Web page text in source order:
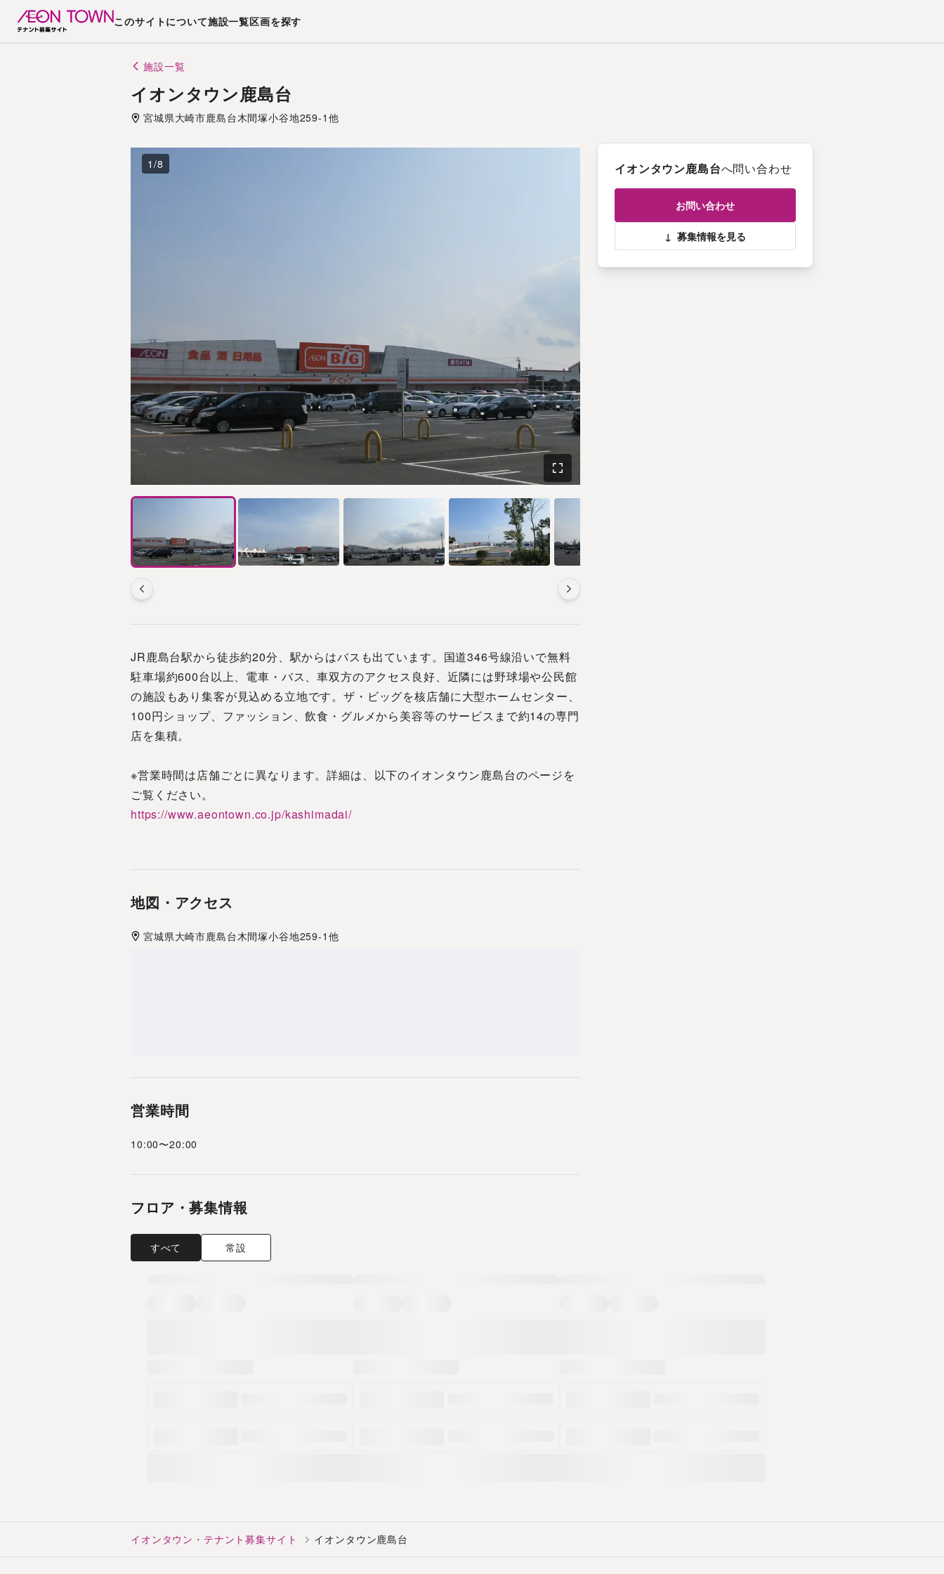
このサイトについて施設一覧区画を探す
施設一覧
イオンタウン鹿島台
宮城県大崎市鹿島台木間塚小谷地259-1他
1 /8
JR鹿島台駅から徒歩約20分、駅からはバスも出ています。国道346号線沿いで無料
駐車場約600台以上、電車・バス、車双方のアクセス良好、近隣には野球場や公民館
の施設もあり集客が見込める立地です。ザ・ビッグを核店舗に大型ホームセンター、
100円ショップ、ファッション、飲食・グルメから美容等のサービスまで約14の専門
店を集積。
※営業時間は店舗ごとに異なります。詳細は、以下のイオンタウン鹿島台のページを
ご覧ください。
https://www.aeontown.co.jp/kashimadai/
地図・アクセス
宮城県大崎市鹿島台木間塚小谷地259-1他
営業時間
10:00〜20:00
イオンタウン鹿島台へ問い合わせ
お問い合わせ
↓ 募集情報を見る
フロア・募集情報
すべて 常設
イオンタウン・テナント募集サイト イオンタウン鹿島台